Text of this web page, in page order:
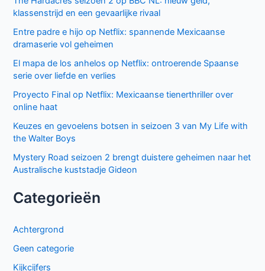
klassenstrijd en een gevaarlijke rivaal
Entre padre e hijo op Netflix: spannende Mexicaanse
dramaserie vol geheimen
El mapa de los anhelos op Netflix: ontroerende Spaanse
serie over liefde en verlies
Proyecto Final op Netflix: Mexicaanse tienerthriller over
online haat
Keuzes en gevoelens botsen in seizoen 3 van My Life with
the Walter Boys
Mystery Road seizoen 2 brengt duistere geheimen naar het
Australische kuststadje Gideon
Categorieën
Achtergrond
Geen categorie
Kijkcijfers